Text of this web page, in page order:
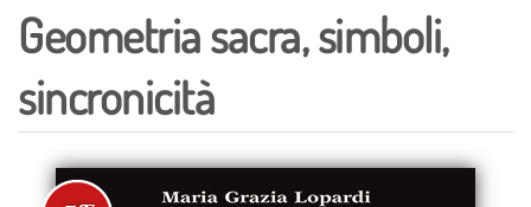
Geometria sacra, simboli,
sincronicità